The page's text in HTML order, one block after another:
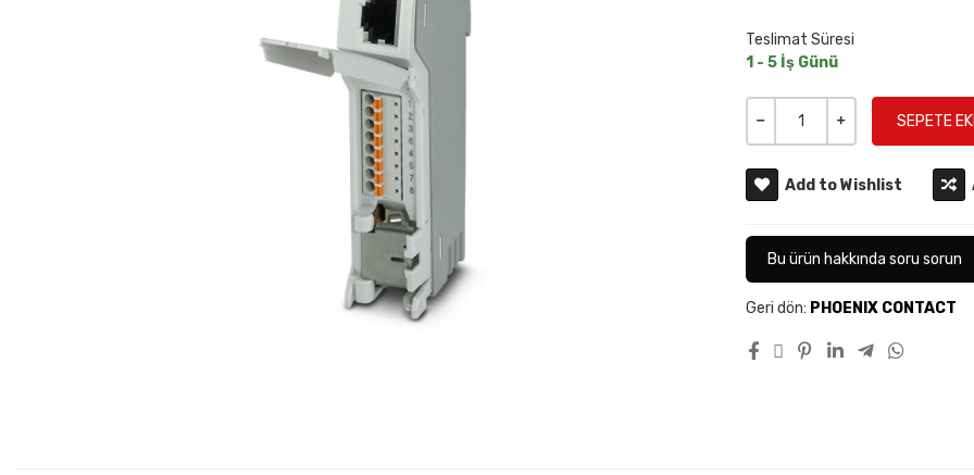
Teslimat Süresi
1 - 5 İş Günü
Add to Wishlist
Bu ürün hakkında soru sorun
Geri dön: PHOENIX CONTACT